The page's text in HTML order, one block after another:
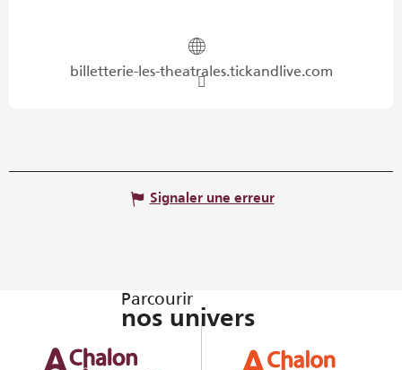
billetterie-les-theatrales.tickandlive.com
Signaler une erreur
Parcourir
nos univers